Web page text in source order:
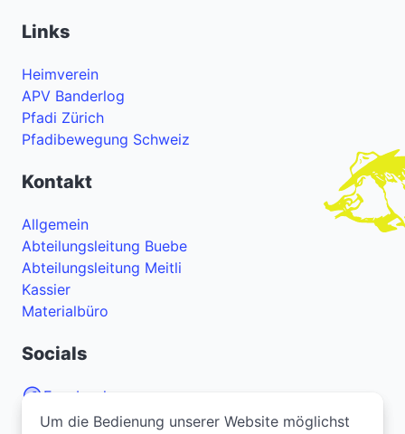
Links
Heimverein
APV Banderlog
Pfadi Zürich
Pfadibewegung Schweiz
Kontakt
Allgemein
Abteilungsleitung Buebe
Abteilungsleitung Meitli
Kassier
Materialbüro
Socials
Facebook
Instagram
Um die Bedienung unserer Website möglichst
Um die Bedienung unserer Website möglichst